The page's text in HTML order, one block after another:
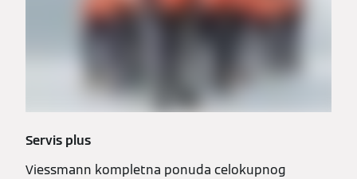
Servis plus
Viessmann kompletna ponuda celokupnog